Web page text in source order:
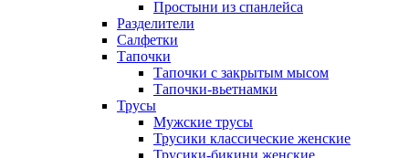
Простыни из спанлейса
Разделители
Салфетки
Тапочки
Тапочки с закрытым мысом
Тапочки-вьетнамки
Трусы
Мужские трусы
Трусики классические женские
Трусики-бикини женские